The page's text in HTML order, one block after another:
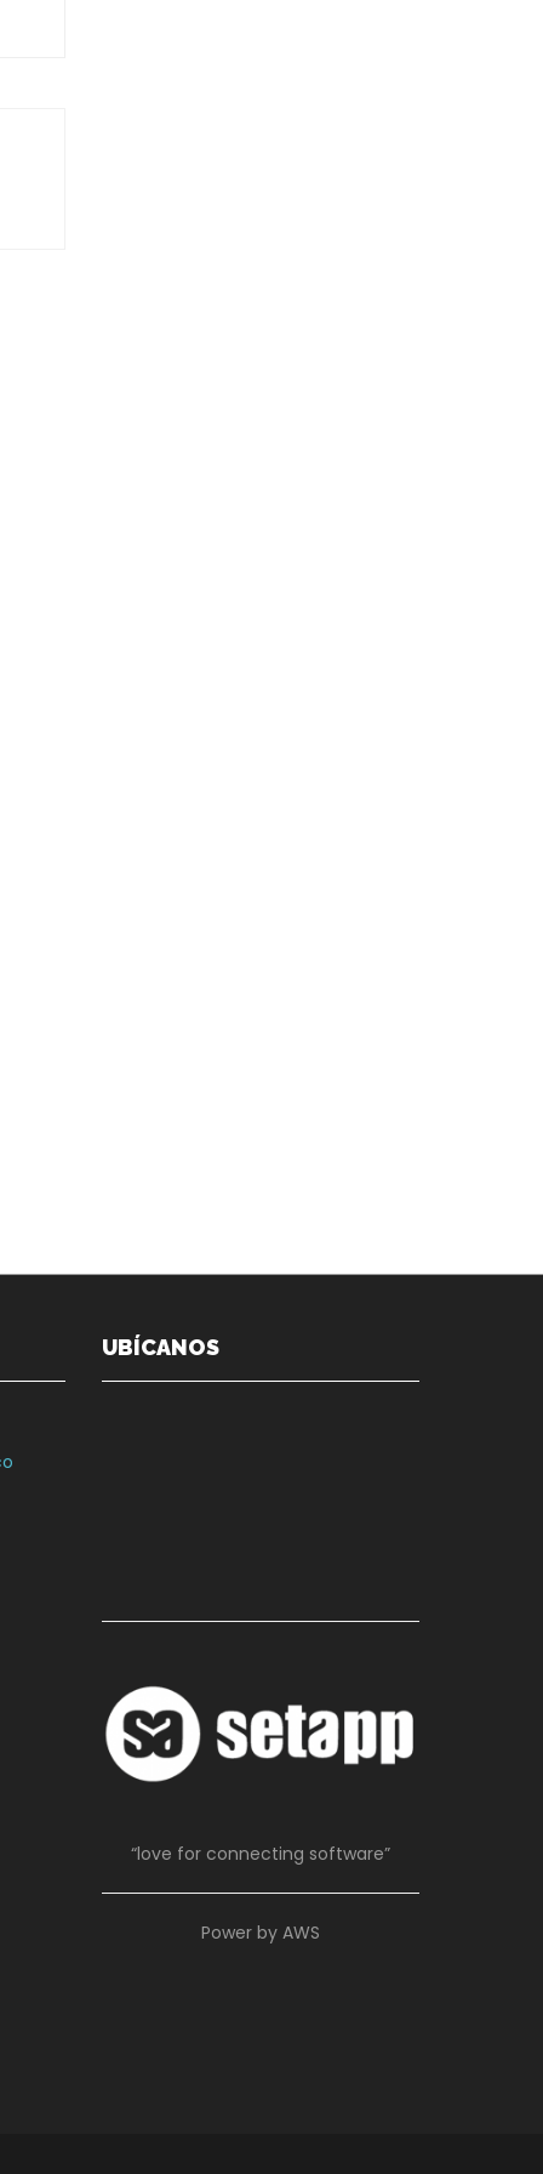
UBÍCANOS
“love for connecting software”
Power by AWS